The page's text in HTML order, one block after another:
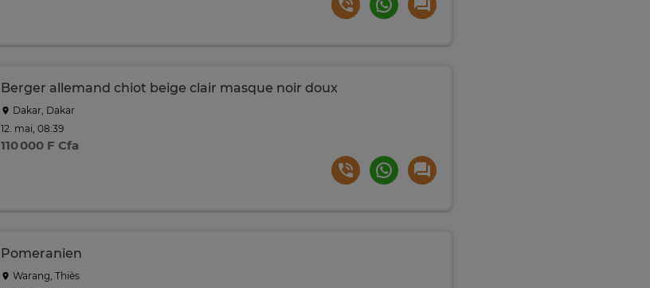
Berger allemand chiot beige clair masque noir doux
Dakar, Dakar
12. mai, 08:39
110 000 F Cfa
Pomeranien
Warang, Thiès